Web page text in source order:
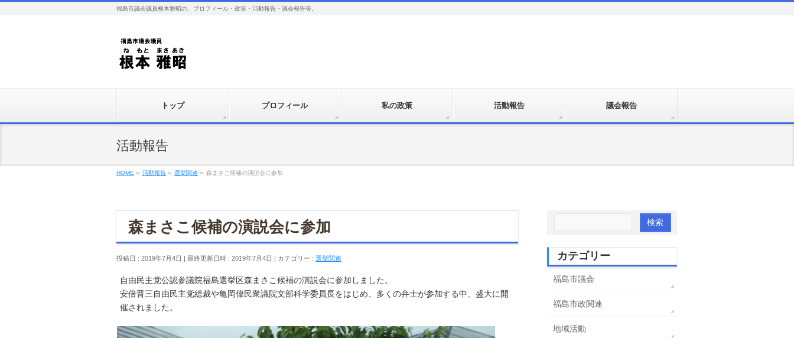
福島市議会議員根本雅昭の、プロフィール・政策・活動報告・議会報告等。
トップ プロフィール 私の政策 活動報告 議会報告
活動報告
HOME » 活動報告 » 選挙関連 » 森まさこ候補の演説会に参加
森まさこ候補の演説会に参加
投稿日 : 2019年7月4日 最終更新日時 : 2019年7月4日 カテゴリー : 選挙関連
自由民主党公認参議院福島選挙区森まさこ候補の演説会に参加しました。
安倍晋三自由民主党総裁や亀岡偉民衆議院文部科学委員長をはじめ、多くの弁士が参加する中、盛大に開
催されました。
カテゴリー
福島市議会
福島市政関連
地域活動